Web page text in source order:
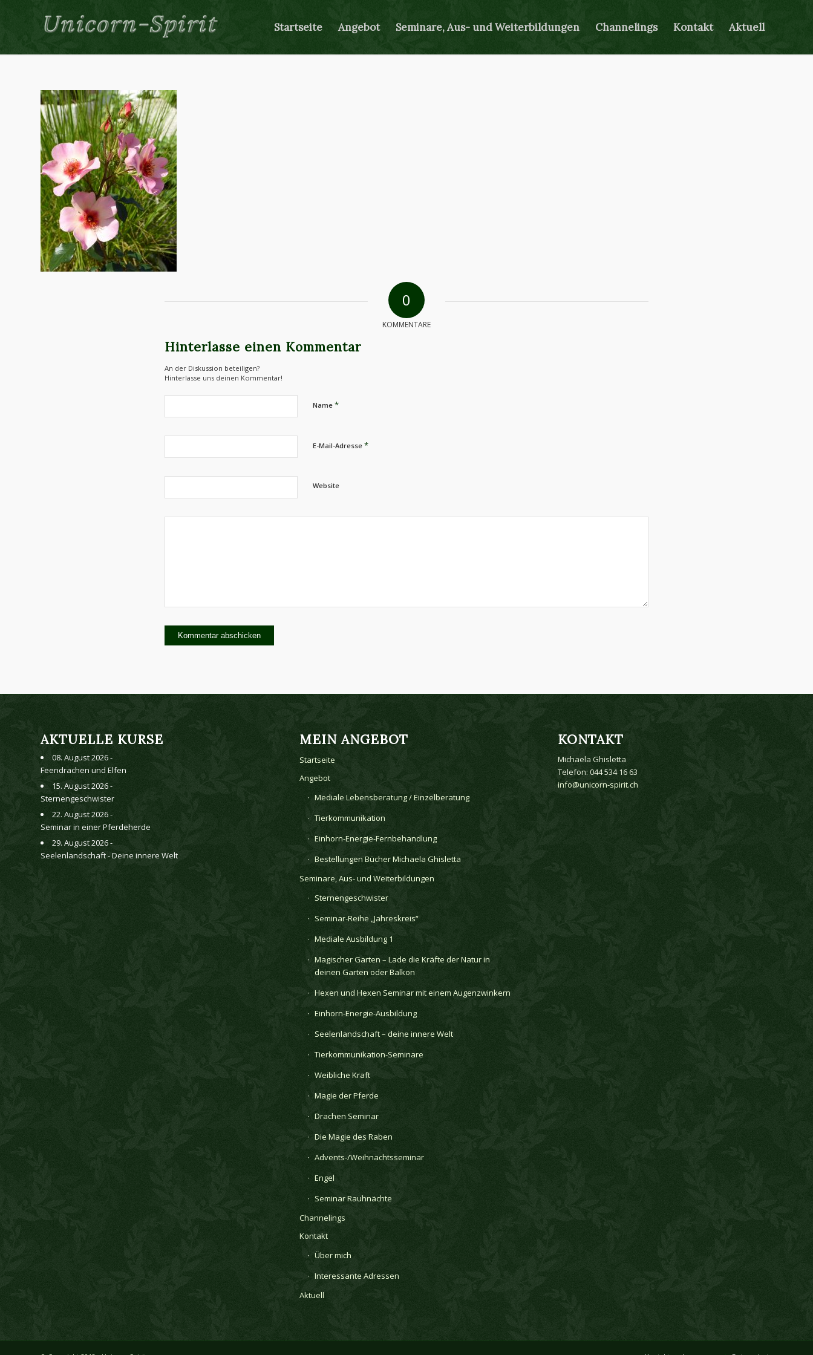
Startseite Angebot Seminare, Aus- und Weiterbildungen Channelings Kontakt Aktuell
0
KOMMENTARE
Hinterlasse einen Kommentar
An der Diskussion beteiligen?
Hinterlasse uns deinen Kommentar!
Name *
E-Mail-Adresse *
Website
AKTUELLE KURSE
08. August 2026 -
Feendrachen und Elfen
15. August 2026 -
Sternengeschwister
22. August 2026 -
Seminar in einer Pferdeherde
29. August 2026 -
Seelenlandschaft - Deine innere Welt
MEIN ANGEBOT
Startseite
Angebot
Mediale Lebensberatung / Einzelberatung
Tierkommunikation
Einhorn-Energie-Fernbehandlung
Bestellungen Bücher Michaela Ghisletta
Seminare, Aus- und Weiterbildungen
Sternengeschwister
Seminar-Reihe „Jahreskreis“
Mediale Ausbildung 1
Magischer Garten – Lade die Kräfte der Natur in
deinen Garten oder Balkon
Hexen und Hexen Seminar mit einem Augenzwinkern
Einhorn-Energie-Ausbildung
Seelenlandschaft – deine innere Welt
Tierkommunikation-Seminare
Weibliche Kraft
Magie der Pferde
Drachen Seminar
Die Magie des Raben
Advents-/Weihnachtsseminar
Engel
Seminar Rauhnächte
Channelings
Kontakt
Über mich
Interessante Adressen
Aktuell
KONTAKT
Michaela Ghisletta
Telefon: 044 534 16 63
info@unicorn-spirit.ch